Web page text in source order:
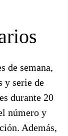
de semana,
y serie de
durante 20
número y
Además,